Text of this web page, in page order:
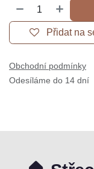
Přidat na
Obchodní podmínky